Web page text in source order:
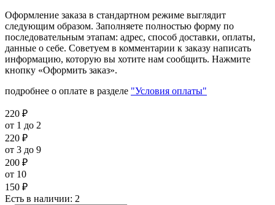
Оформление заказа в стандартном режиме выглядит
следующим образом. Заполняете полностью форму по
последовательным этапам: адрес, способ доставки, оплаты,
данные о себе. Советуем в комментарии к заказу написать
информацию, которую вы хотите нам сообщить. Нажмите
кнопку «Оформить заказ».
подробнее о оплате в разделе "Условия оплаты"
220 ₽
от 1 до 2
220 ₽
от 3 до 9
200 ₽
от 10
150 ₽
Есть в наличии: 2